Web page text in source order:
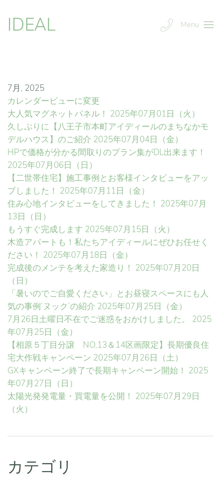
IDEAL Menu
7月, 2025
カレンダービューに変更
大人気マグネットパネル！ 2025年07月01日（火）
久しぶりに【八王子市本町アイディールのまちなかモ
デルハウス】のご紹介 2025年07月04日（金）
HPで価格が分かる間取りのプラン集がDL出来ます！
2025年07月06日（日）
【二世帯住宅】施工事例とお客様インタビューをアッ
プしました！ 2025年07月11日（金）
住み心地インタビューをしてきました！ 2025年07月
13日（日）
もうすぐ完成します 2025年07月15日（火）
木造アパートも！私たちアイディールにぜひお任せく
ださい！ 2025年07月18日（金）
完成後のメンテを考えた家造り！ 2025年07月20日
（日）
「暑いのでご自愛ください」とお昼寝スペースにも人
気の事例‘ヌック’の紹介 2025年07月25日（金）
7月26日土曜日不在でご迷惑をおかけしました。
2025
年07月25日（金）
【相原５丁目分譲 NO,13＆14区画限定】長期優良住
宅大作戦キャンペーン 2025年07月26日（土）
GXキャンペーン終了で長期キャンペーン開始！ 2025
年07月27日（日）
太陽光発発電量・買電量を公開！ 2025年07月29日
（火）
カテゴリ